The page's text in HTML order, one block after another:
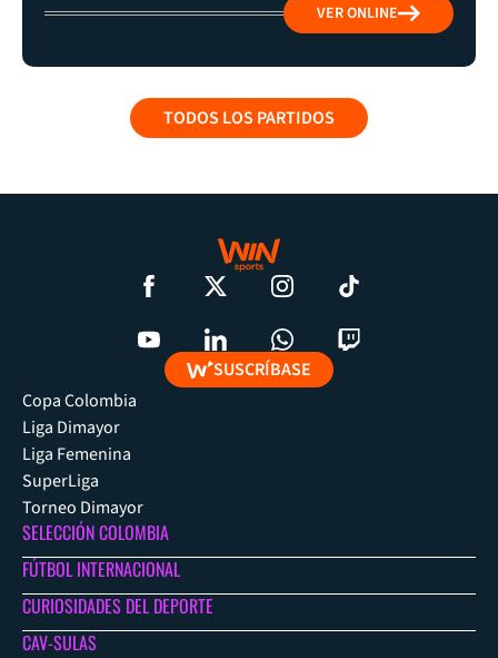
VER ONLINE
TODOS LOS PARTIDOS
SUSCRÍBASE
Copa Colombia
Liga Dimayor
Liga Femenina
SuperLiga
Torneo Dimayor
SELECCIÓN COLOMBIA
FÚTBOL INTERNACIONAL
CURIOSIDADES DEL DEPORTE
CAV-SULAS